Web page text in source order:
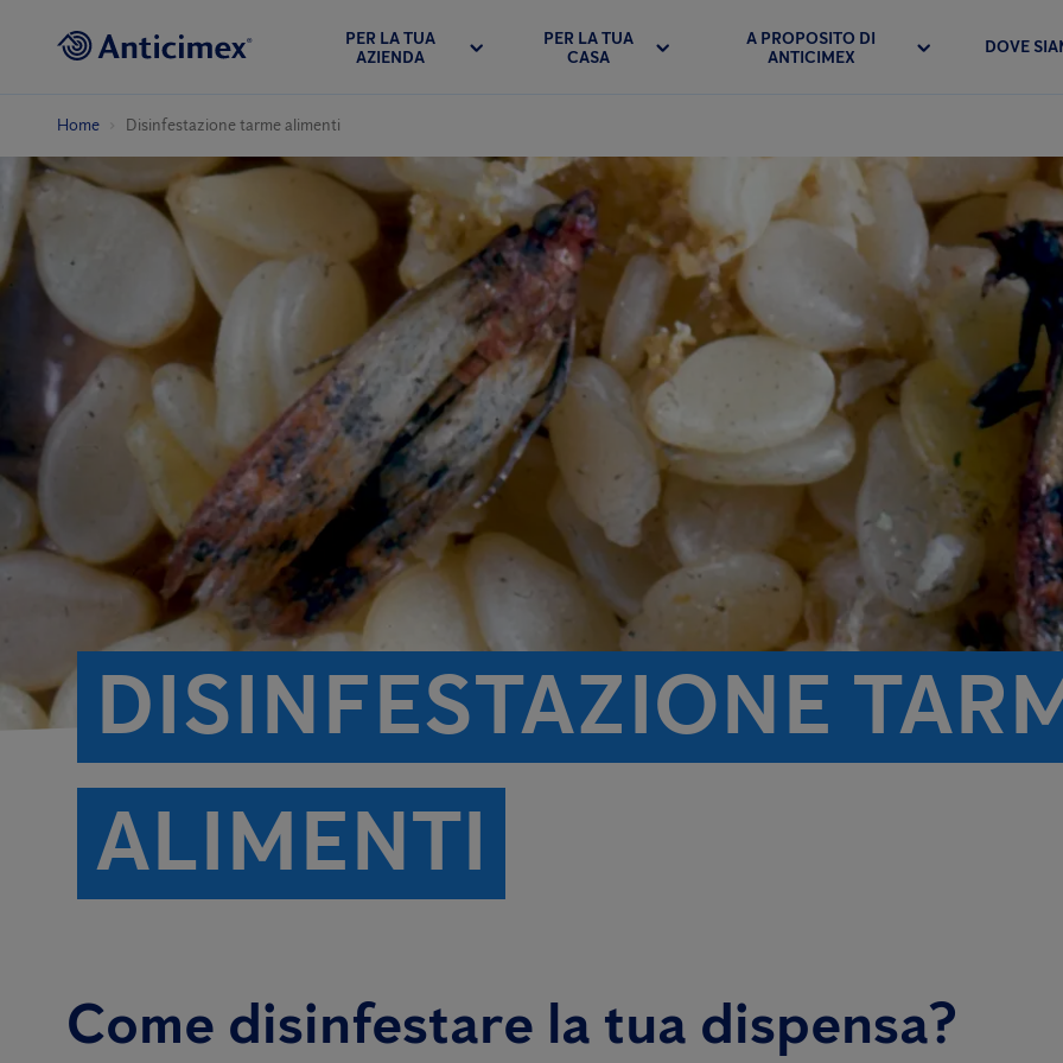
PER LA TUA
AZIENDA
PER LA TUA
CASA
A PROPOSITO DI
ANTICIMEX
DOVE
Home Disinfestazione tarme alimenti
DISINFESTAZIONE
ALIMENTI
Come disinfestare la tua dispensa?